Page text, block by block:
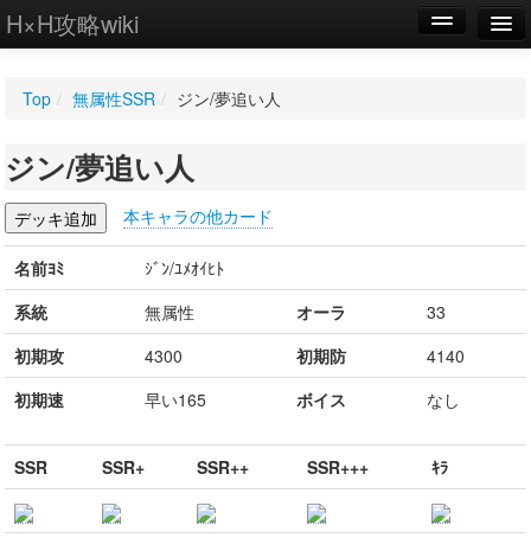
H×H攻略wiki
WIKI
設定
Top / 無属性SSR / ジン/夢追い人
ジン/夢追い人
本キャラの他カード
名前ﾖﾐ
ｼﾞﾝ/ﾕﾒｵｲﾋﾄ
系統
無属性 オーラ
33
初期攻
4300 初期防
4140
初期速
早い165 ボイス なし
SSR SSR+ SSR++ SSR+++ ｷﾗ